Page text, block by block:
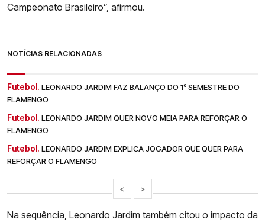
Campeonato Brasileiro”, afirmou.
NOTÍCIAS RELACIONADAS
Futebol. LEONARDO JARDIM FAZ BALANÇO DO 1º SEMESTRE DO
FLAMENGO
Futebol. LEONARDO JARDIM QUER NOVO MEIA PARA REFORÇAR O
FLAMENGO
Futebol. LEONARDO JARDIM EXPLICA JOGADOR QUE QUER PARA
REFORÇAR O FLAMENGO
< >
Na sequência, Leonardo Jardim também citou o impacto da